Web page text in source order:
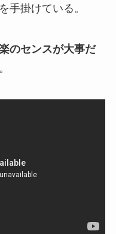
手掛けている。
のセンスが大事だ